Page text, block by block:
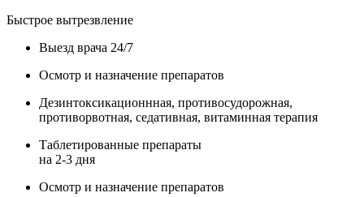
Быстрое вытрезвление
Выезд врача 24/7
Осмотр и назначение препаратов
Дезинтоксикационнная, противосудорожная,
противорвотная, седативная, витаминная терапия
Таблетированные препараты
на 2-3 дня
Осмотр и назначение препаратов